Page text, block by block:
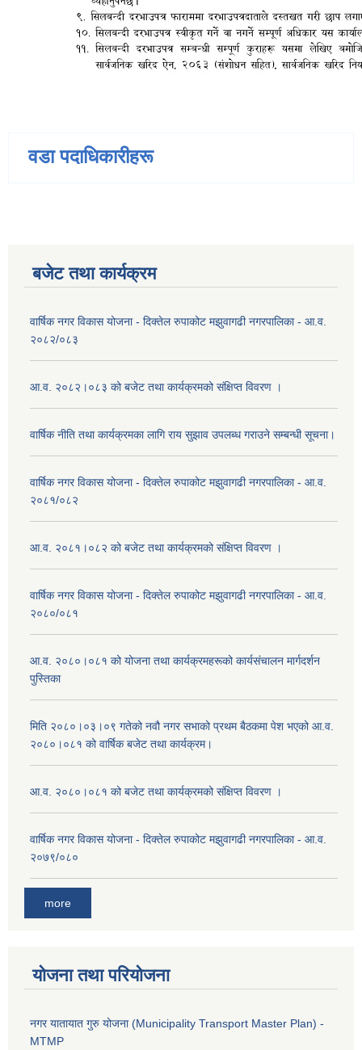
वडा पदाधिकारीहरू
बजेट तथा कार्यक्रम
वार्षिक नगर विकास योजना - दिक्तेल रुपाकोट मझुवागढी नगरपालिका - आ.व.
२०८२/०८३
आ.व. २०८२।०८३ को बजेट तथा कार्यक्रमको संक्षिप्त विवरण ।
वार्षिक नीति तथा कार्यक्रमका लागि राय सुझाव उपलब्ध गराउने सम्बन्धी सूचना।
वार्षिक नगर विकास योजना - दिक्तेल रुपाकोट मझुवागढी नगरपालिका - आ.व.
२०८१/०८२
आ.व. २०८१।०८२ को बजेट तथा कार्यक्रमको संक्षिप्त विवरण ।
वार्षिक नगर विकास योजना - दिक्तेल रुपाकोट मझुवागढी नगरपालिका - आ.व.
२०८०/०८१
आ.व. २०८०।०८१ को योजना तथा कार्यक्रमहरूको कार्यसंचालन मार्गदर्शन
पुस्तिका
मिति २०८०।०३।०९ गतेको नवौ नगर सभाको प्रथम बैठकमा पेश भएको आ.व.
२०८०।०८१ को वार्षिक बजेट तथा कार्यक्रम।
आ.व. २०८०।०८१ को बजेट तथा कार्यक्रमको संक्षिप्त विवरण ।
वार्षिक नगर विकास योजना - दिक्तेल रुपाकोट मझुवागढी नगरपालिका - आ.व.
२०७९/०८०
more
योजना तथा परियोजना
नगर यातायात गुरु योजना (Municipality Transport Master Plan) -
MTMP